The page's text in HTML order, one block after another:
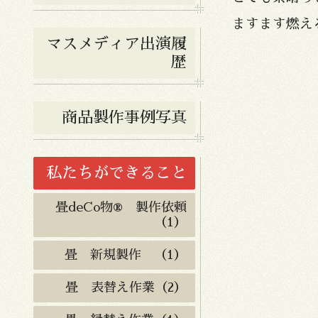
マスメディア出演履
歴
商品製作事例写真
私たちができること
畳deCo物® 製作依頼
（1）
畳 新規製作 （1）
畳 表替え作業（2）
ますます燃え